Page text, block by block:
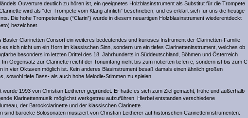
Ouverture deutlich zu hören ist, ein geeignetes Holzblasinstrument als Substitut für die Trompete
wird als “der Trompete vom Klang ähnlich” beschrieben, und es erklärt sich für uns die heutige
Die hohe Trompetenlage (“Clarin”) wurde in diesem neuartigen Holzblasinstrument wiederentdeckt
bezeichnet.
Basler Clarinetten Consort ein weiteres bedeutendes und kurioses Instrument der Clarinetten-Familie
es sich nicht um ein Horn im klassischen Sinn, sondern um ein tiefes Clarinetteninstrument, welches ob
besonders im letzten Drittel des 18. Jahrhunderts in Süddeutschland, Böhmen und Österreich
Gegensatz zur Clarinette reicht der Tonumfang nicht bis zum notierten tiefen e, sondern ist bis zum C
in vier Oktaven möglich ist. Kein anderes Blasinstrument besaß damals einen ähnlich großen
sowohl tiefe Bass- als auch hohe Melodie-Stimmen zu spielen.
wurde 1993 von Christian Leitherer gegründet. Er hatte es sich zum Ziel gemacht, frühe und außerhalb
Klarinettenmusik möglichst werkgetreu aufzuführen. Hierbei entstanden verschiedene
der Barockclarinette und der klassischen Clarinette.
sind barocke Solosonaten musiziert von Christian Leitherer auf historischen Carinetteninstrumenten: